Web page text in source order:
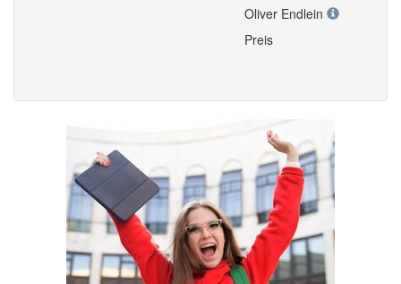
Oliver Endlein
Preis